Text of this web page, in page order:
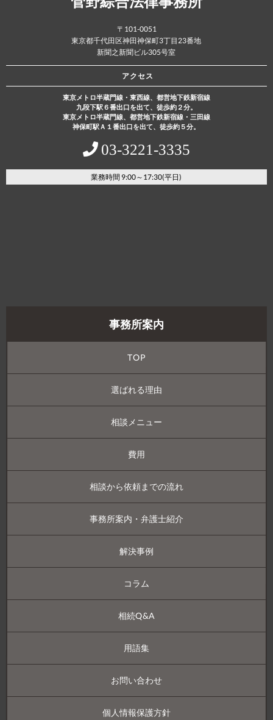
〒101-0051
東京都千代田区神田神保町3丁目23番地
新聞之新聞ビル305号室
アクセス
東京メトロ半蔵門線・東西線、都営地下鉄新宿線
九段下駅６番出口を出て、徒歩約２分。
東京メトロ半蔵門線、都営地下鉄新宿線・三田線
神保町駅Ａ１番出口を出て、徒歩約５分。
03‐3221‐3335
業務時間 9:00～17:30(平日)
事務所案内
TOP
選ばれる理由
相談メニュー
費用
相談から依頼までの流れ
事務所案内・弁護士紹介
解決事例
コラム
相続Q&A
用語集
お問い合わせ
個人情報保護方針